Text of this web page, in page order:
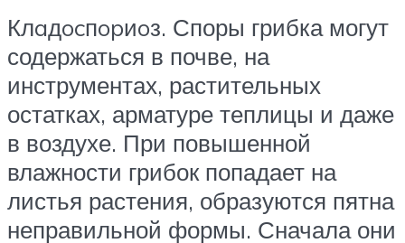
Клaдocпopиoз. Споры грибка могут
содержаться в почве, на
инструментах, растительных
остатках, арматуре теплицы и даже
в воздухе. При повышенной
влажности грибок попадает на
листья растения, образуются пятна
неправильной формы. Сначала они